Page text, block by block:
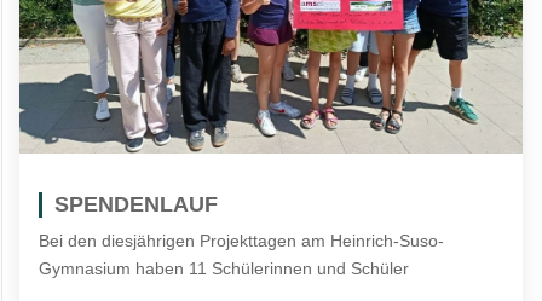
SPENDENLAUF
Bei den diesjährigen Projekttagen am Heinrich-Suso-
Gymnasium haben 11 Schülerinnen und Schüler